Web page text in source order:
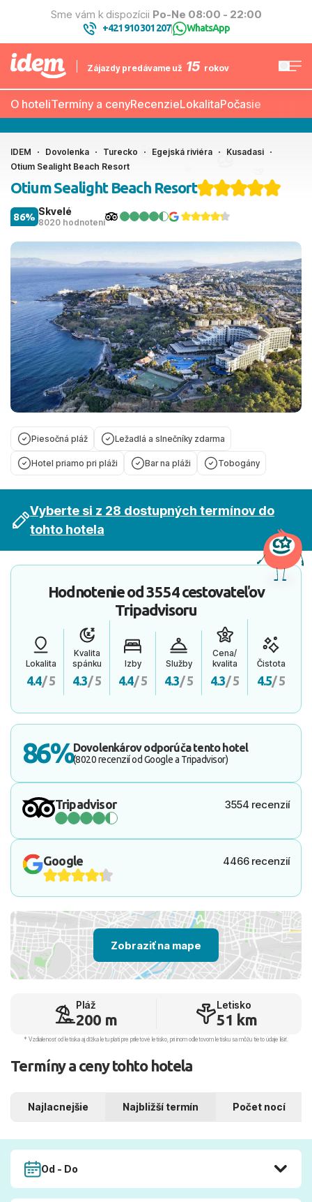
Sme vám k dispozícii Po-Ne 08:00 - 22:00
+421 910 301 207| WhatsApp
Zájazdy predávame už 15 rokov
O hoteliTermíny a cenyRecenzieLokalitaPočasie
IDEM Dovolenka Turecko Egejská riviéra
Kusadasi
Otium Sealight Beach Resort
Otium Sealight Beach Resort
Skvelé
8020 hodnotení
86%
Piesočná pláž Ležadlá a slnečníky zdarma
Hotel priamo pri pláži Bar na pláži Tobogány
Vyberte si z 28 dostupných termínov do
tohto hotela
Hodnotenie od3554 cestovateľov
Tripadvisoru
Lokalita
4.4/ 5
Kvalita
spánku
4.3/ 5
Izby
4.4/ 5
Služby
4.3/ 5
Cena/
kvalita
4.3/ 5
Čistota
4.5/ 5
86%Dovolenkárov odporúča tento hotel
(8020 recenzií od Google a Tripadvisor)
Tripadvisor 3554 recenzií
Google 4466 recenzií
Zobraziť na mape
Pláž
200 m
Letisko
51 km
* Vzdialenosť od letiska aj dľžka letu platí pre príletové letisko, pri inom odletovom letisku sa môžu tieto údaje líšiť.
Termíny a ceny tohto hotela
Najlacnejšie Najbližší termín Počet nocí
Od - Do